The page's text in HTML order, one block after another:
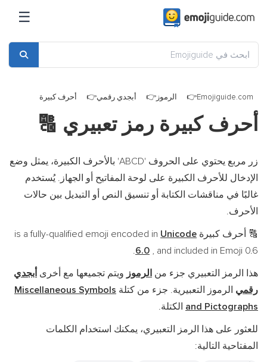
☰
Emojiguide.com الرموز أبجدي رقمي أحرف كبيرة
أحرف كبيرة رمز تعبيري 🔠
زر مربع يحتوي على الحروف 'ABCD' بالأحرف الكبيرة، يمثل وضع
الإدخال للأحرف الكبيرة على لوحة المفاتيح أو الجهاز. يُستخدم
غالبًا في مناقشات الكتابة أو تنسيق النص أو التبديل بين حالات
الأحرف.
🔠 أحرف كبيرة is a fully-qualified emoji encoded in Unicode
6.0 , and included in Emoji 0.6.
هذا الرمز التعبيري جزء من الرموز ويتم تجميعها مع أخرى أبجدي
رقمي الرموز التعبيرية. جزء من كتلة Miscellaneous Symbols
and Pictographs الكتلة.
للعثور على هذا الرمز التعبيري، يمكنك استخدام الكلمات
المفتاحية التالية: